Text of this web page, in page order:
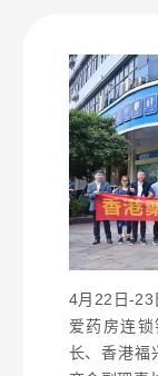
4月22日-23
爱药房连
长、香港福